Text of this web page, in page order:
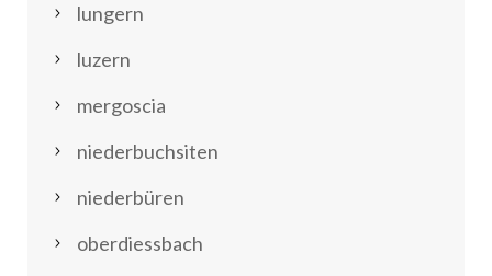
lungern
luzern
mergoscia
niederbuchsiten
niederbüren
oberdiessbach